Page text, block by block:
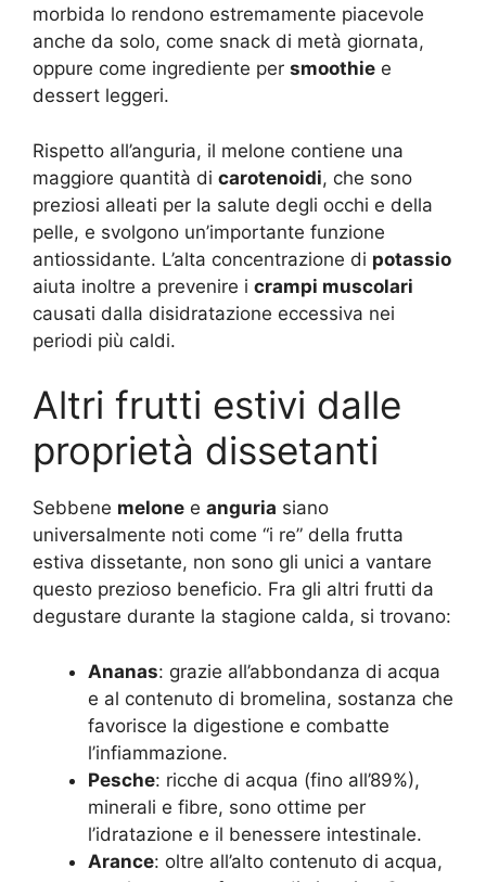
morbida lo rendono estremamente piacevole
anche da solo, come snack di metà giornata,
oppure come ingrediente per smoothie e
dessert leggeri.
Rispetto all’anguria, il melone contiene una
maggiore quantità di carotenoidi, che sono
preziosi alleati per la salute degli occhi e della
pelle, e svolgono un’importante funzione
antiossidante. L’alta concentrazione di potassio
aiuta inoltre a prevenire i crampi muscolari
causati dalla disidratazione eccessiva nei
periodi più caldi.
Altri frutti estivi dalle
proprietà dissetanti
Sebbene melone e anguria siano
universalmente noti come “i re” della frutta
estiva dissetante, non sono gli unici a vantare
questo prezioso beneficio. Fra gli altri frutti da
degustare durante la stagione calda, si trovano:
Ananas: grazie all’abbondanza di acqua
e al contenuto di bromelina, sostanza che
favorisce la digestione e combatte
l’infiammazione.
Pesche: ricche di acqua (fino all’89%),
minerali e fibre, sono ottime per
l’idratazione e il benessere intestinale.
Arance: oltre all’alto contenuto di acqua,